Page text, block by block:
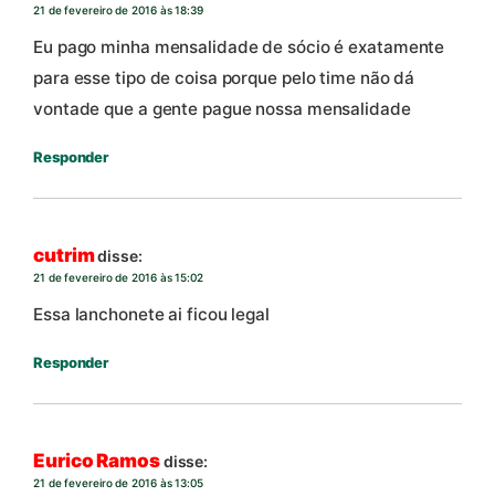
21 de fevereiro de 2016 às 18:39
Eu pago minha mensalidade de sócio é exatamente
para esse tipo de coisa porque pelo time não dá
vontade que a gente pague nossa mensalidade
Responder
cutrimdisse:
21 de fevereiro de 2016 às 15:02
Essa lanchonete ai ficou legal
Responder
Eurico Ramosdisse:
21 de fevereiro de 2016 às 13:05